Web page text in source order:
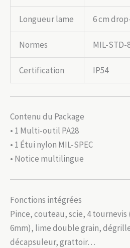
Longueur lame 6 cm
Normes MIL-STD-
Certification IP54
Contenu du Package
• 1 Multi-outil PA28
• 1 Étui nylon MIL-SPEC
• Notice multilingue
Fonctions intégrées
Pince, couteau, scie, 4 tournevis
6mm), lime double grain,
décapsuleur, grattoir…